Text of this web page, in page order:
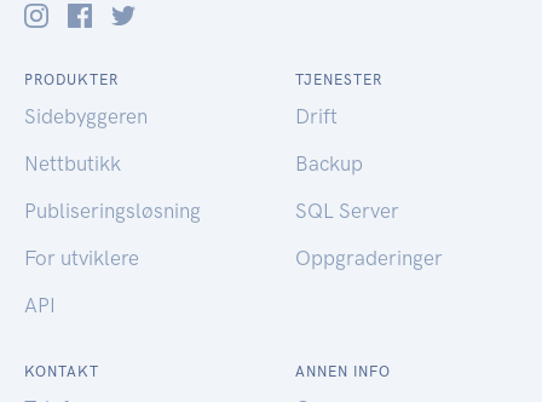
PRODUKTER
Sidebyggeren
Nettbutikk
Publiseringsløsning
For utviklere
API
TJENESTER
Drift
Backup
SQL Server
Oppgraderinger
KONTAKT ANNEN INFO